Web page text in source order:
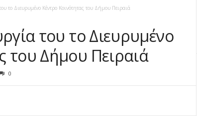
το Διευρυμένο Κέντρο Κοινότητας του Δήμου Πειραιά
του το Διευρυμένο
του Δήμου Πειραιά
0